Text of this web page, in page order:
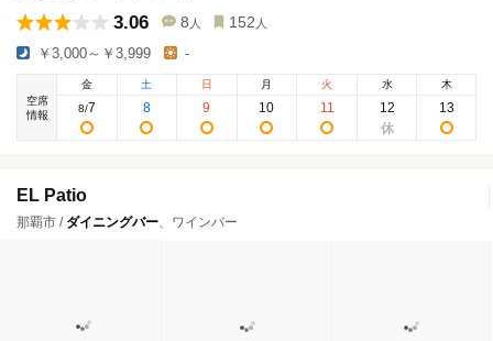
3.06 8 人 152 人
￥3,000～￥3,999 -
空席
情報
金
8/7
土
8
日
9
月
10
火
11
水
12
木
13
EL Patio
那覇市 / ダイニングバー、ワインバー